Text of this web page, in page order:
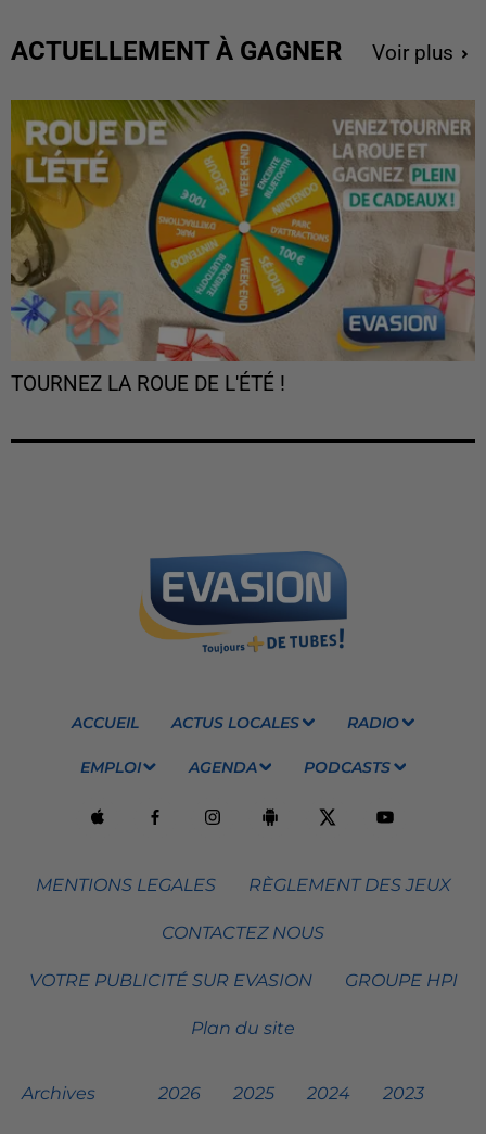
ACTUELLEMENT À GAGNER Voir plus
TOURNEZ LA ROUE DE L'ÉTÉ !
ACCUEIL ACTUS LOCALES RADIO
EMPLOI AGENDA PODCASTS
MENTIONS LEGALES RÈGLEMENT DES JEUX
CONTACTEZ NOUS
VOTRE PUBLICITÉ SUR EVASION GROUPE HPI
Plan du site
Archives 2026 2025 2024 2023